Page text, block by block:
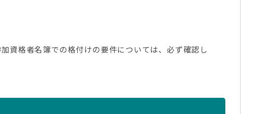
資格者名簿での格付けの要件については、必ず確認し